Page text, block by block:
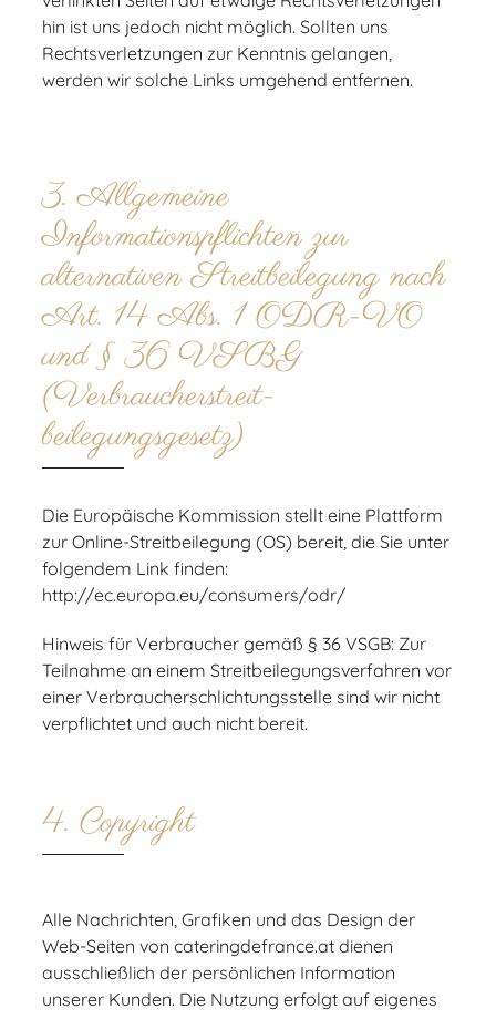
hin ist uns jedoch nicht möglich. Sollten uns
Rechtsverletzungen zur Kenntnis gelangen,
werden wir solche Links umgehend entfernen.
3. Allgemeine
Informationspflichten zur
alternativen Streitbeilegung nach
Art. 14 Abs. 1 ODR-VO
und § 36 VSBG
(Verbraucherstreit-
beilegungsgesetz)
Die Europäische Kommission stellt eine Plattform
zur Online-Streitbeilegung (OS) bereit, die Sie unter
folgendem Link finden:
http://ec.europa.eu/consumers/odr/
Hinweis für Verbraucher gemäß § 36 VSGB: Zur
Teilnahme an einem Streitbeilegungsverfahren vor
einer Verbraucherschlichtungsstelle sind wir nicht
verpflichtet und auch nicht bereit.
4. Copyright
Alle Nachrichten, Grafiken und das Design der
Web-Seiten von cateringdefrance.at dienen
ausschließlich der persönlichen Information
unserer Kunden. Die Nutzung erfolgt auf eigenes